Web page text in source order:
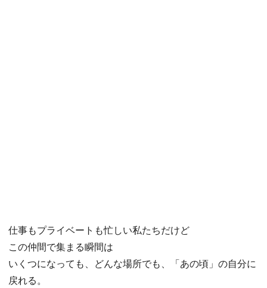
仕事もプライベートも忙しい私たちだけど
この仲間で集まる瞬間は
いくつになっても、どんな場所でも、「あの頃」の自分に
戻れる。